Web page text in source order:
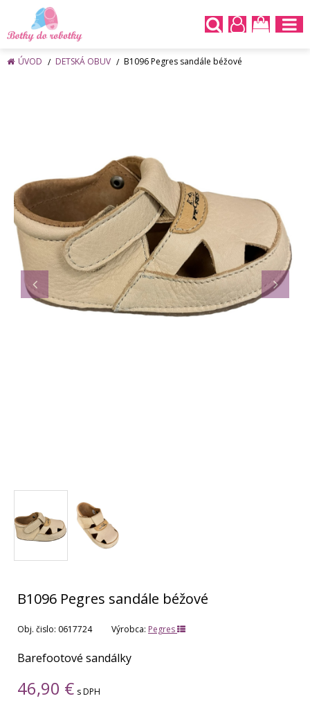
ÚVOD DETSKÁ OBUV B1096 Pegres sandále béžové
B1096 Pegres sandále béžové
Obj. čislo: 0617724 Výrobca: Pegres
Barefootové sandálky
46,90 € s DPH